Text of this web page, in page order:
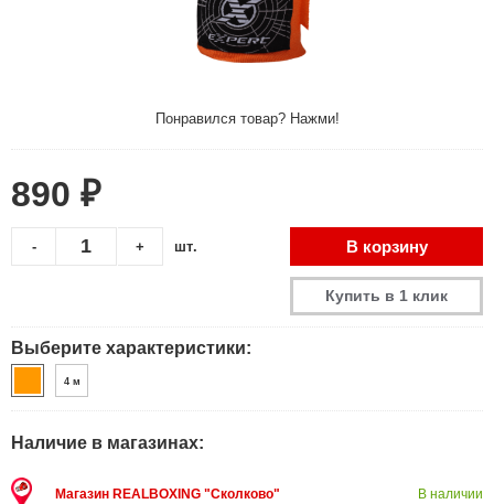
Понравился товар? Нажми!
890 ₽
+
- шт. В корзину
Купить в 1 клик
Выберите характеристики:
4 м
Наличие в магазинах:
Магазин REALBOXING "Сколково"
В наличии